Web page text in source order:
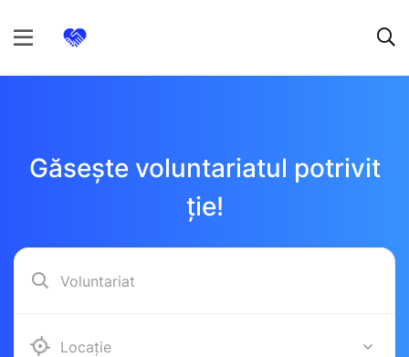
Găsește voluntariatul potrivit
ție!
Alba Iulia